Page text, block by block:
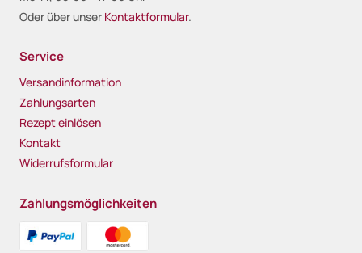
Oder über unser Kontaktformular.
Service
Versandinformation
Zahlungsarten
Rezept einlösen
Kontakt
Widerrufsformular
Zahlungsmöglichkeiten